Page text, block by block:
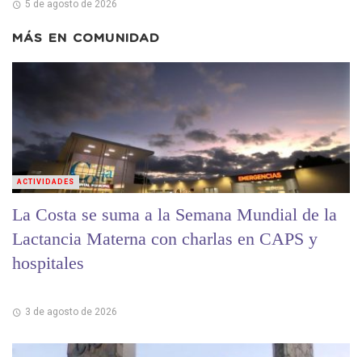
5 de agosto de 2026
MÁS EN COMUNIDAD
La Costa se suma a la Semana Mundial de la
Lactancia Materna con charlas en CAPS y
hospitales
3 de agosto de 2026
ACTIVIDADES